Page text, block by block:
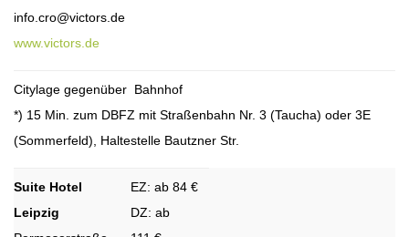
info.cro@victors.de
www.victors.de
Citylage gegenüber Bahnhof
*) 15 Min. zum DBFZ mit Straßenbahn Nr. 3 (Taucha) oder 3E
(Sommerfeld), Haltestelle Bautzner Str.
Suite Hotel
Leipzig
EZ: ab 84 €
DZ: ab